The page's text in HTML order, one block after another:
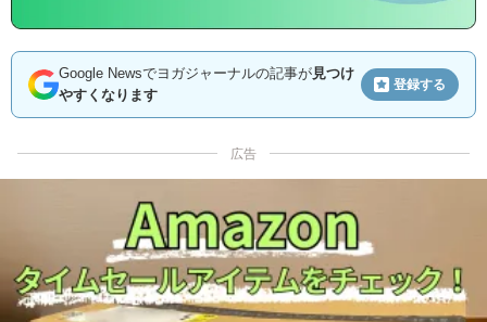
Google Newsでヨガジャーナルの記事が見つけ
やすくなります
登録する
広告